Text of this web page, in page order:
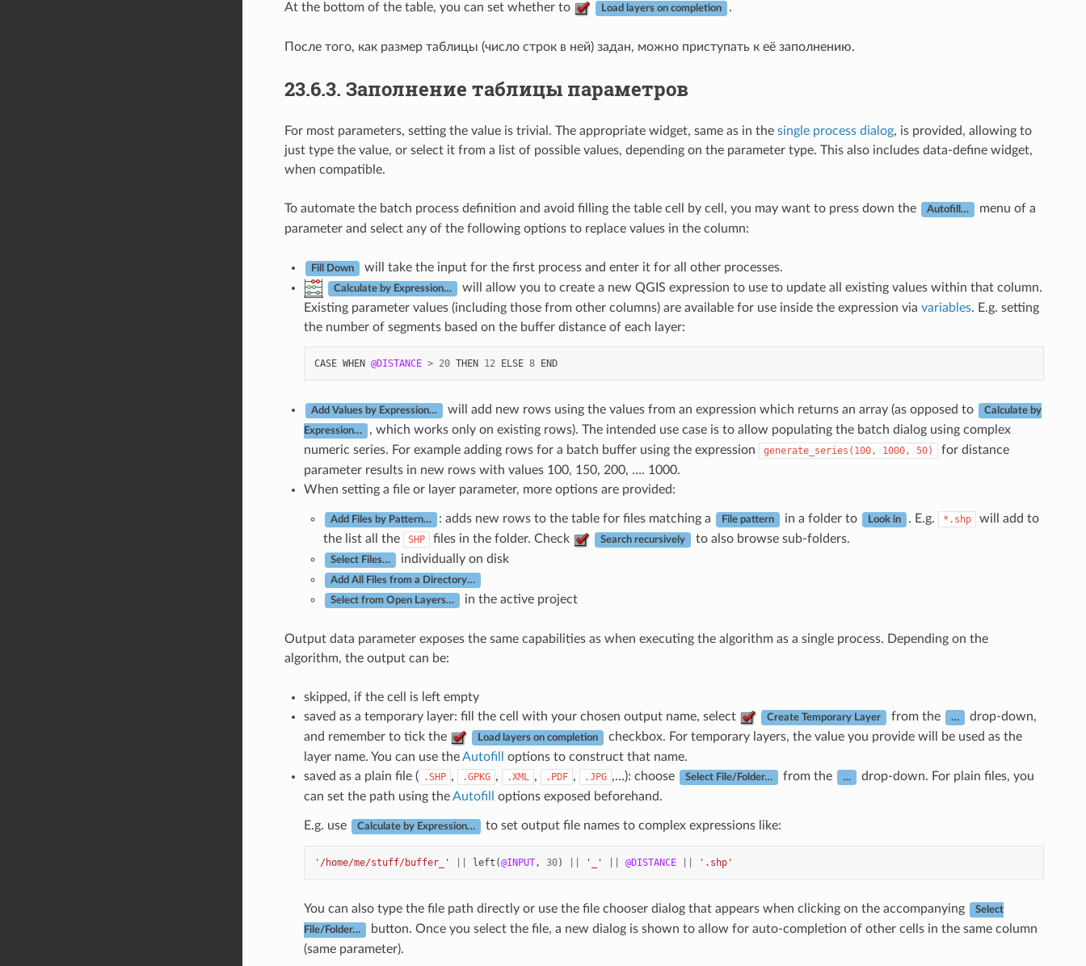
At the bottom of the table, you can set whether to Load layers on completion .
После того, как размер таблицы (число строк в ней) задан, можно приступать к её заполнению.
23.6.3. Заполнение таблицы параметров
For most parameters, setting the value is trivial. The appropriate widget, same as in the single process dialog, is provided, allowing to
just type the value, or select it from a list of possible values, depending on the parameter type. This also includes data-define widget,
when compatible.
To automate the batch process definition and avoid filling the table cell by cell, you may want to press down the Autofill…
menu of a
parameter and select any of the following options to replace values in the column:
Fill Down will take the input for the first process and enter it for all other processes.
Calculate by Expression…
will allow you to create a new QGIS expression to use to update all existing values within that column.
Existing parameter values (including those from other columns) are available for use inside the expression via variables. E.g. setting
the number of segments based on the buffer distance of each layer:
CASE WHEN @DISTANCE > 20 THEN 12 ELSE 8 END
Add Values by Expression… will add new rows using the values from an expression which returns an array (as opposed to Calculate by
Expression…
, which works only on existing rows). The intended use case is to allow populating the batch dialog using complex
numeric series. For example adding rows for a batch buffer using the expression
generate_series(100, 1000, 50)
for distance
parameter results in new rows with values 100, 150, 200, …. 1000.
When setting a file or layer parameter, more options are provided:
Add Files by Pattern… : adds new rows to the table for files matching a File pattern in a folder to Look in . E.g. *.shp
will add to
the list all the
SHP files in the folder. Check Search recursively to also browse sub-folders.
Select Files… individually on disk
Add All Files from a Directory…
Select from Open Layers… in the active project
Output data parameter exposes the same capabilities as when executing the algorithm as a single process. Depending on the
algorithm, the output can be:
skipped, if the cell is left empty
saved as a temporary layer: fill the cell with your chosen output name, select
Create Temporary Layer from the …
drop-down,
and remember to tick the
Load layers on completion
checkbox. For temporary layers, the value you provide will be used as the
layer name. You can use theAutofill
options to construct that name.
saved as a plain file ( .SHP , .GPKG , .XML , .PDF , .JPG ,…): choose Select File/Folder… from the …
drop-down. For plain files, you
can set the path using theAutofill options exposed beforehand.
E.g. use Calculate by Expression… to set output file names to complex expressions like:
'/home/me/stuff/buffer_' left (@INPUT, 30) '_' @DISTANCE '.shp'
You can also type the file path directly or use the file chooser dialog that appears when clicking on the accompanying Select
File/Folder…
button. Once you select the file, a new dialog is shown to allow for auto-completion of other cells in the same column
(same parameter).